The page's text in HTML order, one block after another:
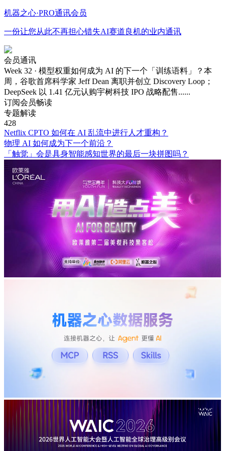
机器之心·PRO通讯会 员
一份让您从此不再担心错失AI赛道良机的业内通讯
会员通讯
Week 32 · 模型权重如何成为 AI 的下一个「训练语料」？ 本
周，谷歌首席科学家 Jeff Dean 离职并创立 Discovery Loop；
DeepSeek 以 1.41 亿元认购宇树科技 IPO 战略配售......
订阅会员畅读
专题解读
428
Netflix CPTO 如何在 AI 乱流中进行人才重构？
物理 AI 如何成为下一个前沿？
「触觉」会是具身智能感知世界的最后一块拼图吗？